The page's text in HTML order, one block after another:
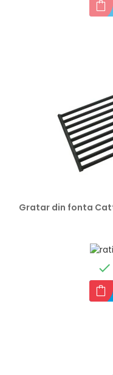
Gratar din fonta
